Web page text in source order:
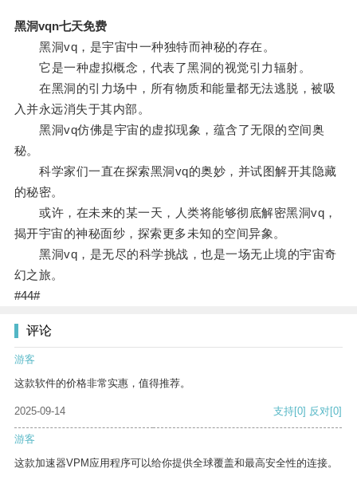
黑洞vqn七天免费
黑洞vq，是宇宙中一种独特而神秘的存在。
它是一种虚拟概念，代表了黑洞的视觉引力辐射。
在黑洞的引力场中，所有物质和能量都无法逃脱，被吸
入并永远消失于其内部。
黑洞vq仿佛是宇宙的虚拟现象，蕴含了无限的空间奥
秘。
科学家们一直在探索黑洞vq的奥妙，并试图解开其隐藏
的秘密。
或许，在未来的某一天，人类将能够彻底解密黑洞vq，
揭开宇宙的神秘面纱，探索更多未知的空间异象。
黑洞vq，是无尽的科学挑战，也是一场无止境的宇宙奇
幻之旅。
#44#
评论
游客
这款软件的价格非常实惠，值得推荐。
2025-09-14 支持[0] 反对[0]
游客
这款加速器VPM应用程序可以给你提供全球覆盖和最高安全性的连接。